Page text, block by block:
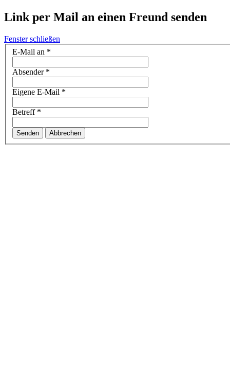
Link per Mail an einen Freund senden
Fenster schließen
E-Mail an *
Absender*
Eigene E-Mail *
Betreff*
Senden Abbrechen